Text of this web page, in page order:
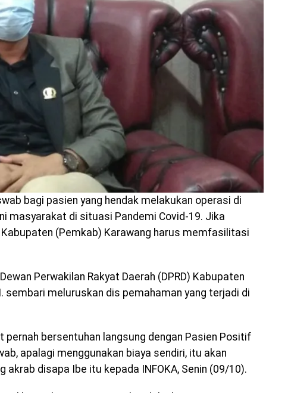
bagi pasien yang hendak melakukan operasi di
masyarakat di situasi Pandemi Covid-19. Jika
(Pemkab) Karawang harus memfasilitasi
Perwakilan Rakyat Daerah (DPRD) Kabupaten
sembari meluruskan dis pemahaman yang terjadi di
pernah bersentuhan langsung dengan Pasien Positif
apalagi menggunakan biaya sendiri, itu akan
akrab disapa Ibe itu kepada INFOKA, Senin (09/10).